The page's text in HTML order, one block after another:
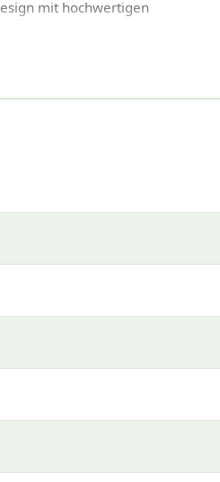
mit hochwertigen
stilvollen Seildetails für einen
die zusätzlichen Komfort